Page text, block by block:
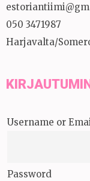
050 3471987
Harjavalta/
Username or
Password